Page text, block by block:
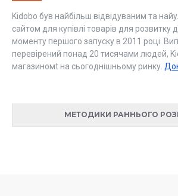
Kidobo був найбільш відвідуваним та
сайтом для купівлі товарів для розвитку
моменту першого запуску в 2011 році.
перевірений понад 20 тисячами людей,
магазиномt на сьогоднішньому ринку.
МЕТОДИКИ РАННЬОГО